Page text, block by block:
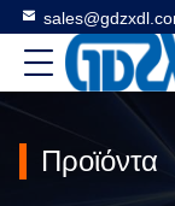
Προϊόντα